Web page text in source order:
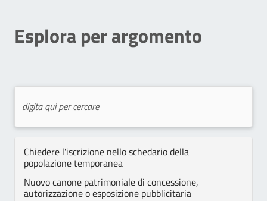
Esplora per argomento
Chiedere l'iscrizione nello schedario della
popolazione temporanea
Nuovo canone patrimoniale di concessione,
autorizzazione o esposizione pubblicitaria